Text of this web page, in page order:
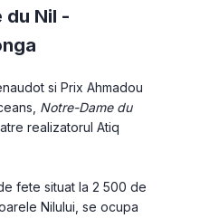
du Nil -
si Prix Ahmadou
Notre-Dame du
realizatorul Atiq
fete situat la 2 500 de
Nilului, se ocupa